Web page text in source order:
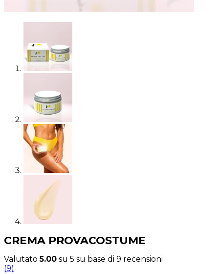
CREMA PROVACOSTUME
Valutato5.00 su 5 su base di 9 recensioni
(9)